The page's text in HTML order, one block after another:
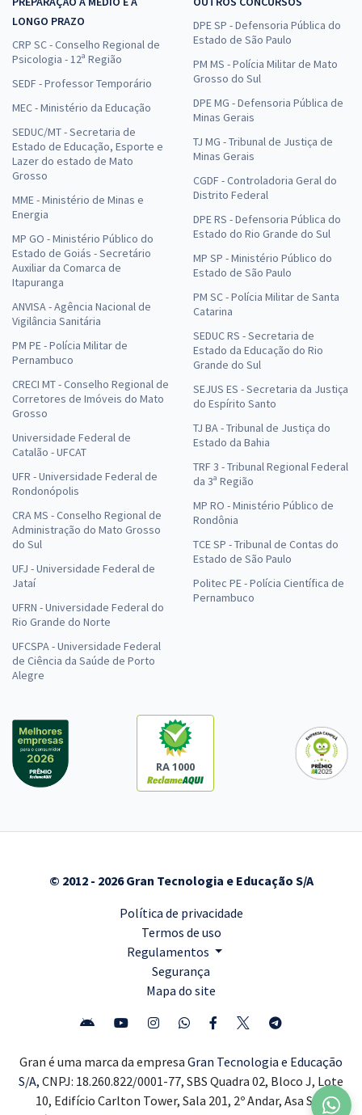
LONGO PRAZO
CRP SC - Conselho Regional de
Psicologia - 12ª Região
SEDF - Professor Temporário
MEC - Ministério da Educação
SEDUC/MT - Secretaria de
Estado de Educação, Esporte e
Lazer do estado de Mato
Grosso
MME - Ministério de Minas e
Energia
MP GO - Ministério Público do
Estado de Goiás - Secretário
Auxiliar da Comarca de
Itapuranga
ANVISA - Agência Nacional de
Vigilância Sanitária
PM PE - Polícia Militar de
Pernambuco
CRECI MT - Conselho Regional de
Corretores de Imóveis do Mato
Grosso
Universidade Federal de
Catalão - UFCAT
UFR - Universidade Federal de
Rondonópolis
CRA MS - Conselho Regional de
Administração do Mato Grosso
do Sul
UFJ - Universidade Federal de
Jataí
UFRN - Universidade Federal do
Rio Grande do Norte
UFCSPA - Universidade Federal
de Ciência da Saúde de Porto
Alegre
DPE SP - Defensoria Pública do
Estado de São Paulo
PM MS - Polícia Militar de Mato
Grosso do Sul
DPE MG - Defensoria Pública de
Minas Gerais
TJ MG - Tribunal de Justiça de
Minas Gerais
CGDF - Controladoria Geral do
Distrito Federal
DPE RS - Defensoria Pública do
Estado do Rio Grande do Sul
MP SP - Ministério Público do
Estado de São Paulo
PM SC - Polícia Militar de Santa
Catarina
SEDUC RS - Secretaria de
Estado da Educação do Rio
Grande do Sul
SEJUS ES - Secretaria da Justiça
do Espírito Santo
TJ BA - Tribunal de Justiça do
Estado da Bahia
TRF 3 - Tribunal Regional Federal
da 3ª Região
MP RO - Ministério Público de
Rondônia
TCE SP - Tribunal de Contas do
Estado de São Paulo
Politec PE - Polícia Científica de
Pernambuco
RA 1000
© 2012 - 2026 Gran Tecnologia e Educação S/A
Política de privacidade
Termos de uso
Regulamentos
Segurança
Mapa do site
Gran é uma marca da empresa Gran Tecnologia e Educação
S/A, CNPJ: 18.260.822/0001-77, SBS Quadra 02, Bloco J, Lote
10, Edifício Carlton Tower, Sala 201, 2º Andar, Asa Sul,